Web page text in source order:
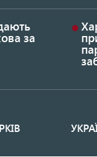
за